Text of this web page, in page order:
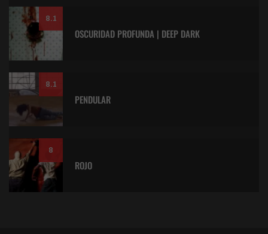
8.1
OSCURIDAD PROFUNDA | DEEP DARK
8.1
PENDULAR
8
ROJO